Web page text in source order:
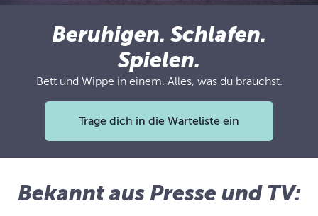
Beruhigen. Schlafen.
Spielen.
Bett und Wippe in einem. Alles, was du brauchst.
Trage dich in die Warteliste ein
Bekannt aus Presse und TV: